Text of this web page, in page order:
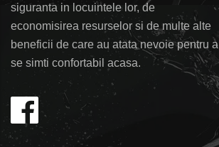
siguranta in locuintele lor, de
economisirea resurselor si de multe alte
beneficii de care au atata nevoie pentru a
se simti confortabil acasa.